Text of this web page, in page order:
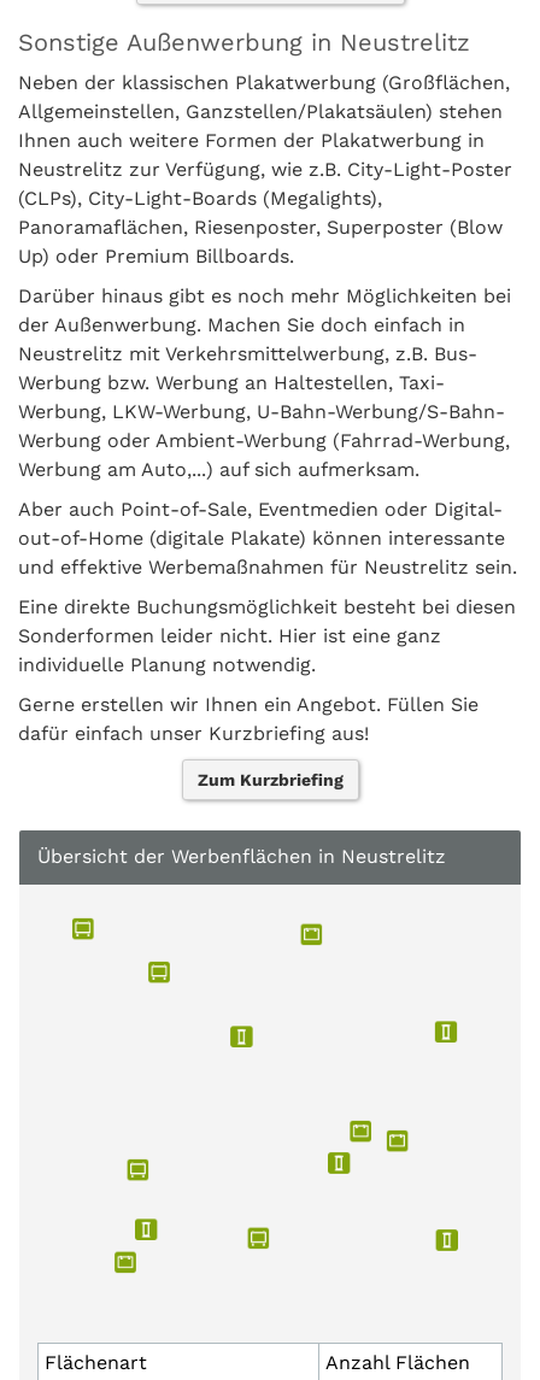
Sonstige Außenwerbung in Neustrelitz
Neben der klassischen Plakatwerbung (Großflächen,
Allgemeinstellen, Ganzstellen/Plakatsäulen) stehen
Ihnen auch weitere Formen der Plakatwerbung in
Neustrelitz zur Verfügung, wie z.B. City-Light-Poster
(CLPs), City-Light-Boards (Megalights),
Panoramaflächen, Riesenposter, Superposter (Blow
Up) oder Premium Billboards.
Darüber hinaus gibt es noch mehr Möglichkeiten bei
der Außenwerbung. Machen Sie doch einfach in
Neustrelitz mit Verkehrsmittelwerbung, z.B. Bus-
Werbung bzw. Werbung an Haltestellen, Taxi-
Werbung, LKW-Werbung, U-Bahn-Werbung/S-Bahn-
Werbung oder Ambient-Werbung (Fahrrad-Werbung,
Werbung am Auto,...) auf sich aufmerksam.
Aber auch Point-of-Sale, Eventmedien oder Digital-
out-of-Home (digitale Plakate) können interessante
und effektive Werbemaßnahmen für Neustrelitz sein.
Eine direkte Buchungsmöglichkeit besteht bei diesen
Sonderformen leider nicht. Hier ist eine ganz
individuelle Planung notwendig.
Gerne erstellen wir Ihnen ein Angebot. Füllen Sie
dafür einfach unser Kurzbriefing aus!
Zum Kurzbriefing
Übersicht der Werbenflächen in Neustrelitz
Flächenart
Anzahl Flächen